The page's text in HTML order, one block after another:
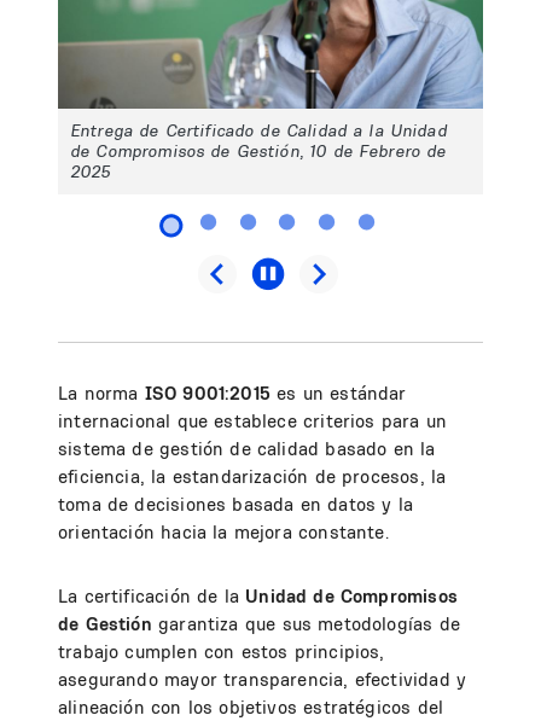
Entrega de Certificado de Calidad a la Unidad
de Compromisos de Gestión, 10 de Febrero de
2025
La norma ISO 9001:2015es un estándar
internacional que establece criterios para un
sistema de gestión de calidad basado en la
eficiencia, la estandarización de procesos, la
toma de decisiones basada en datos y la
orientación hacia la mejora constante.
La certificación de la Unidad de Compromisos
de Gestión garantiza que sus metodologías de
trabajo cumplen con estos principios,
asegurando mayor transparencia, efectividad y
alineación con los objetivos estratégicos del